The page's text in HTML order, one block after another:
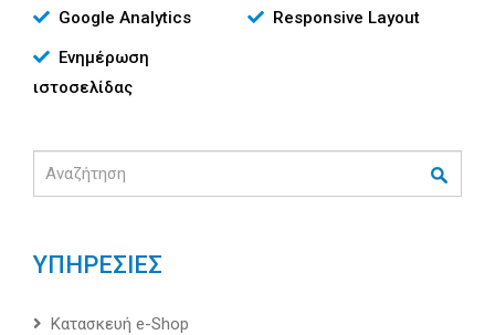
Google Analytics
Responsive Layout
Ενημέρωση
ιστοσελίδας
ΥΠΗΡΕΣΙΕΣ
Κατασκευή e-Shop